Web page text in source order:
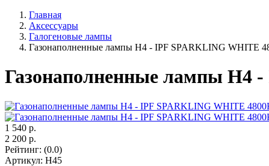
Главная
Аксессуары
Галогеновые лампы
Газонаполненные лампы H4 - IPF SPARKLING WHITE
Газонаполненные лампы H4
1 540 р.
2 200 р.
Рейтинг: (0.0)
Артикул: H45